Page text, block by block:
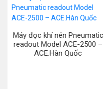
Máy đọc khí nén Pneumatic
readout Model ACE-2500 –
ACE.Hàn Quốc